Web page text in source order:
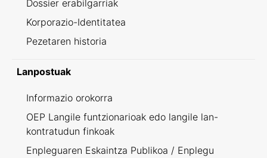
Dossier erabilgarriak
Korporazio-Identitatea
Pezetaren historia
Lanpostuak
Informazio orokorra
OEP Langile funtzionarioak edo langile lan-
kontratudun finkoak
Enpleguaren Eskaintza Publikoa / Enplegu